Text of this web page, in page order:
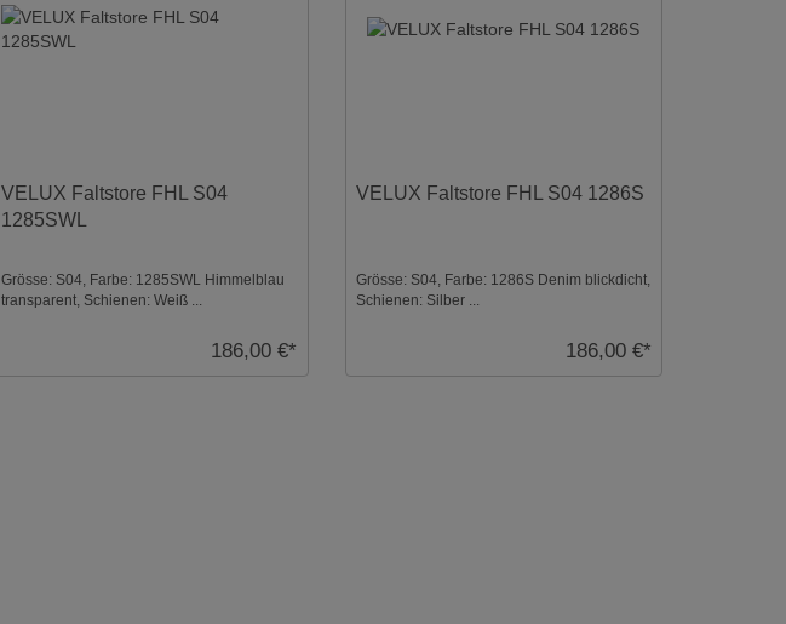
VELUX Faltstore FHL S04
1285SWL
Grösse: S04, Farbe: 1285SWL Himmelblau
transparent, Schienen: Weiß ...
186,00 €*
VELUX Faltstore FHL S04 1286S
Grösse: S04, Farbe: 1286S Denim blickdicht,
Schienen: Silber ...
186,00 €*